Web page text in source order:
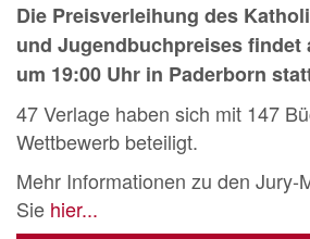
Die Preisverleihung des
und Jugendbuchpreises findet
um 19:00 Uhr in Paderborn
47 Verlage haben sich mit 147
Wettbewerb beteiligt.
Mehr Informationen zu den Jury-
Sie hier...